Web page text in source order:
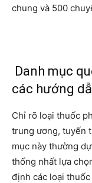
chung và 500
Danh mục
các hướng
Chỉ rõ loại thuốc
trung ương, tuyến
mục này thường
thống nhất lựa
định các loại